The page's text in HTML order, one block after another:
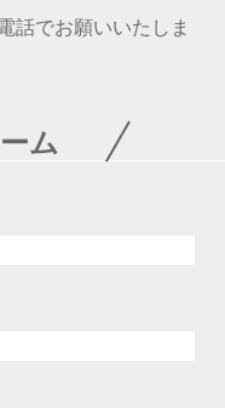
話でお願いいたしま
ム